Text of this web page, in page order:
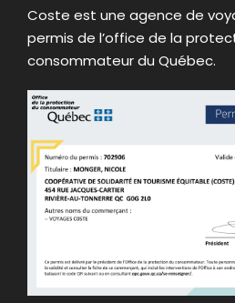
Coste est une agence de
permis de l’office de la
consommateur du Québec.